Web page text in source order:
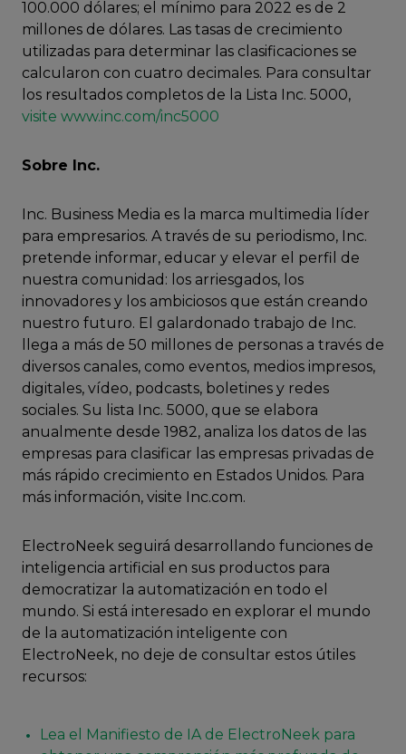
100.000 dólares; el mínimo para 2022 es de 2
millones de dólares. Las tasas de crecimiento
utilizadas para determinar las clasificaciones se
calcularon con cuatro decimales. Para consultar
los resultados completos de la Lista Inc. 5000,
visite www.inc.com/inc5000
Sobre Inc.
Inc. Business Media es la marca multimedia líder
para empresarios. A través de su periodismo, Inc.
pretende informar, educar y elevar el perfil de
nuestra comunidad: los arriesgados, los
innovadores y los ambiciosos que están creando
nuestro futuro. El galardonado trabajo de Inc.
llega a más de 50 millones de personas a través de
diversos canales, como eventos, medios impresos,
digitales, vídeo, podcasts, boletines y redes
sociales. Su lista Inc. 5000, que se elabora
anualmente desde 1982, analiza los datos de las
empresas para clasificar las empresas privadas de
más rápido crecimiento en Estados Unidos. Para
más información, visite Inc.com.
ElectroNeek seguirá desarrollando funciones de
inteligencia artificial en sus productos para
democratizar la automatización en todo el
mundo. Si está interesado en explorar el mundo
de la automatización inteligente con
ElectroNeek, no deje de consultar estos útiles
recursos:
Lea el Manifiesto de IA de ElectroNeek para